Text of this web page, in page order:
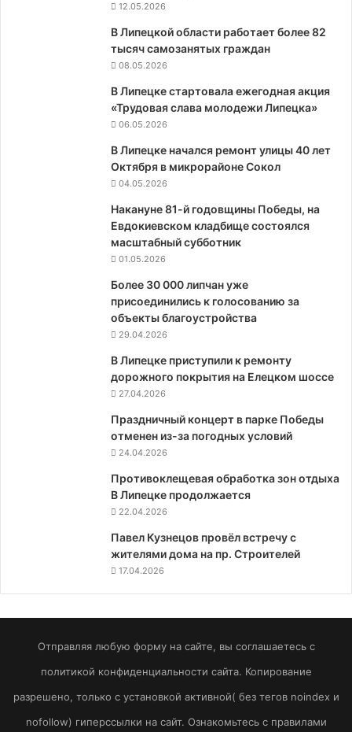
12.05.2026
В Липецкой области работает более 82
тысяч самозанятых граждан
08.05.2026
В Липецке стартовала ежегодная акция
«Трудовая слава молодежи Липецка»
06.05.2026
В Липецке начался ремонт улицы 40 лет
Октября в микрорайоне Сокол
04.05.2026
Накануне 81-й годовщины Победы, на
Евдокиевском кладбище состоялся
масштабный субботник
01.05.2026
Более 30 000 липчан уже
присоединились к голосованию за
объекты благоустройства
29.04.2026
В Липецке приступили к ремонту
дорожного покрытия на Елецком шоссе
27.04.2026
Праздничный концерт в парке Победы
отменен из-за погодных условий
24.04.2026
Противоклещевая обработка зон отдыха
В Липецке продолжается
22.04.2026
Павел Кузнецов провёл встречу с
жителями дома на пр. Строителей
17.04.2026
Отправляя любую форму на сайте, вы соглашаетесь с
политикой конфиденциальности сайта. Копирование
разрешено, только с установкой активной( без тегов noindex и
nofollow) гиперссылки на сайт. Ознакомьтесь с правилами